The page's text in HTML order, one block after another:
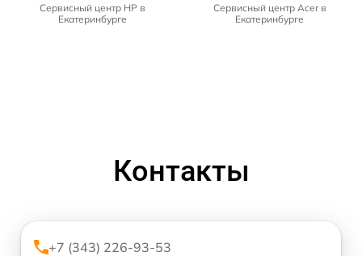
Сервисный центр HP в
Екатеринбурге
Сервисный центр Acer в
Екатеринбурге
Контакты
+7 (343) 226-93-53